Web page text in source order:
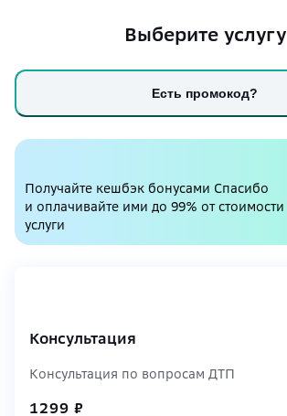
Выберите услугу
Есть промокод?
Получайте кешбэк бонусами Спасибо
и оплачивайте ими до 99% от стоимости
услуги
Консультация
Консультация по вопросам ДТП
1299 ₽